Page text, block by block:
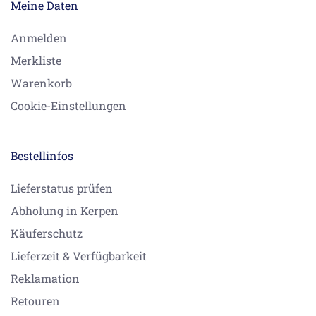
26870001 HG shower panel Lift 2 Pharo M 20 wall/
Chrom 04/04 - 07/12
26871000 Pharo Duschpaneel Lift 2 M 20 Wand-/
Eckversion ohne Beleuchtung manuell Chrom 10/14 -
26871000 Pharo Duschpaneel Lift 2 M 20 Wand-/
26871000 Pharo Duschpaneel Lift 2 M 20 Wand-/
09/09
26871000 Pharo Duschpaneel Lift 2 M 20 Wand-/
Eckversion ohne Beleuchtung manuell Chrom 10/09 -
09/14
26871001 HG shower panel Lift 2 Pharo M 20 Chrom
04/04 - 12/13
27005000 Raindance Raindance S Duschpaneel
Meine Daten
Anmelden
Merkliste
Warenkorb
Cookie-Einstellungen
Bestellinfos
Lieferstatus prüfen
Abholung in Kerpen
Käuferschutz
Lieferzeit & Verfügbarkeit
Reklamation
Retouren